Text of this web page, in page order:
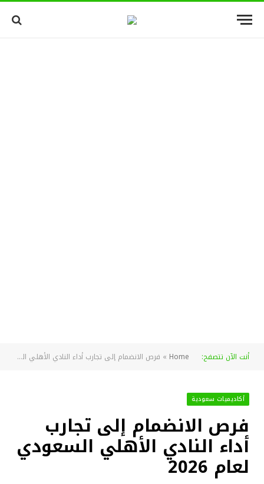
أنت الآن تتصفح: Home
» فرص الانضمام إلى تجارب أداء النادي الأهلي السعودي لعام 2026
أكاديميات سعودية
فرص الانضمام إلى تجارب
أداء النادي الأهلي السعودي
لعام 2026